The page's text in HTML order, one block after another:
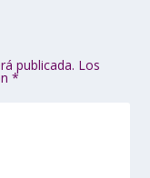
publicada. Los
*